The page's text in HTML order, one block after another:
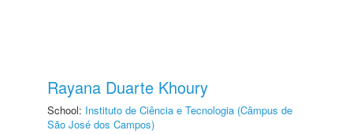
Rayana Duarte Khoury
School: Instituto de Ciência e Tecnologia (Câmpus de
São José dos Campos)